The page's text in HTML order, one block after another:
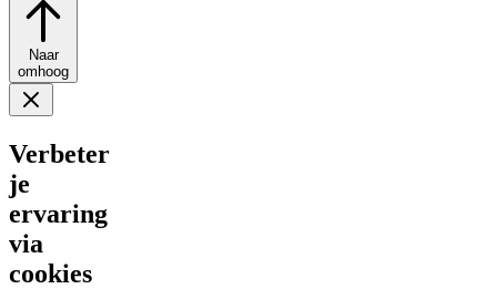
Naar
omhoog
Verbeter
je
ervaring
via
cookies